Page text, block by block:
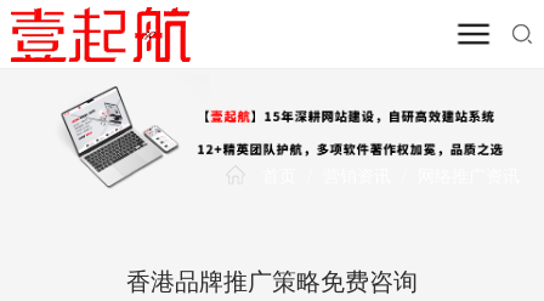
香港品牌推广策略免费咨询